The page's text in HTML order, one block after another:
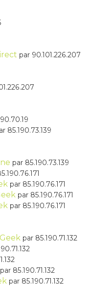
par 90.101.226.207
85.190.73.139
par 85.190.73.139
par 85.190.76.171
par 85.190.76.171
par 85.190.76.171
par 85.190.71.132
par 85.190.71.132
par 85.190.71.132